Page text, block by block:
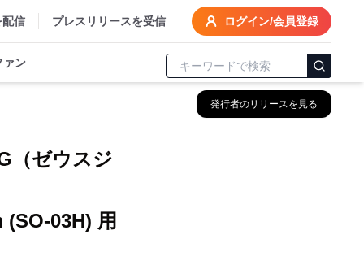
配信 プレスリリースを受信 ログイン/会員登録
ァン
発行者のリリースを見る
（ゼウスジ
03H) 用